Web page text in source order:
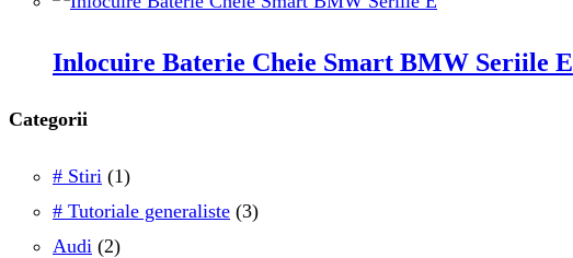
Inlocuire Baterie Cheie Smart BMW Seriile E
Categorii
# Stiri (1)
# Tutoriale generaliste (3)
Audi (2)